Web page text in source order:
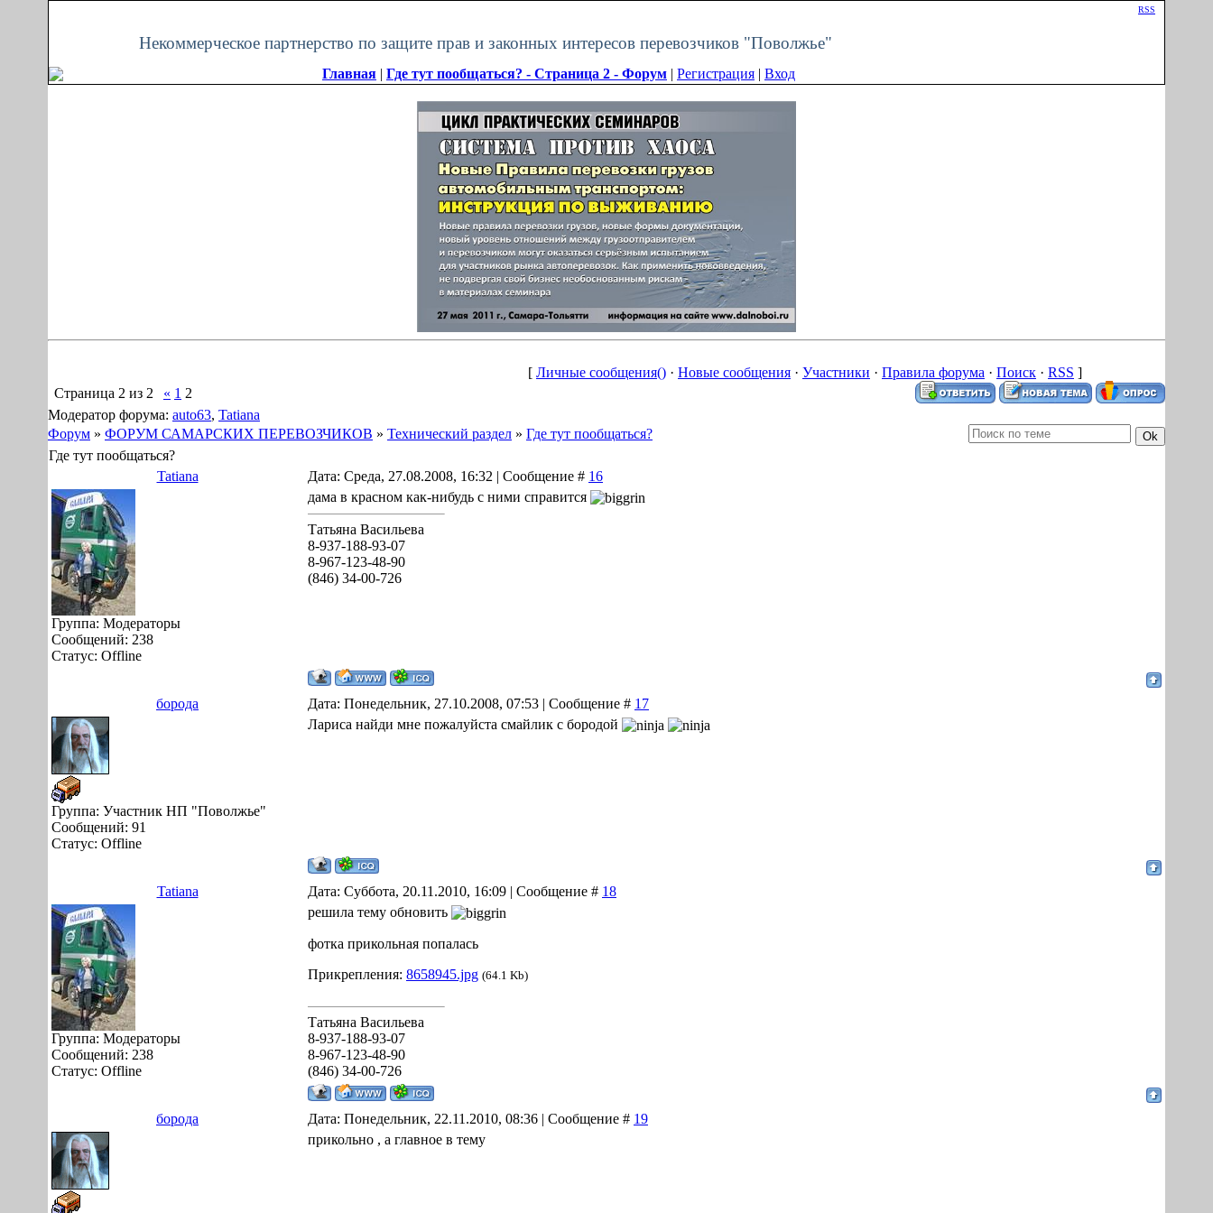
RSS
Некоммерческое партнерство по защите прав и законных интересов перевозчиков "Поволжье"
Главная | Где тут пообщаться? - Страница 2 - Форум | Регистрация | Вход
[ Личные сообщения() · Новые сообщения · Участники · Правила форума · Поиск · RSS ]
Страница 2 из 2 « 1 2
Модератор форума: auto63, Tatiana
Форум » ФОРУМ САМАРСКИХ ПЕРЕВОЗЧИКОВ » Технический раздел » Где тут пообщаться?
Где тут пообщаться?
Tatiana
Дата: Среда, 27.08.2008, 16:32 | Сообщение # 16
Группа: Модераторы
Сообщений: 238
Статус: Offline
дама в красном как-нибудь с ними справится
Татьяна Васильева
8-937-188-93-07
8-967-123-48-90
(846) 34-00-726
борода Дата: Понедельник, 27.10.2008, 07:53 | Сообщение # 17
Группа: Участник НП "Поволжье"
Сообщений: 91
Статус: Offline
Лариса найди мне пожалуйста смайлик с бородой
Tatiana Дата: Суббота, 20.11.2010, 16:09 | Сообщение # 18
Группа: Модераторы
Сообщений: 238
Статус: Offline
решила тему обновить
фотка прикольная попалась
Прикрепления: 8658945.jpg (64.1 Kb)
Татьяна Васильева
8-937-188-93-07
8-967-123-48-90
(846) 34-00-726
борода Дата: Понедельник, 22.11.2010, 08:36 | Сообщение # 19
прикольно , а главное в тему